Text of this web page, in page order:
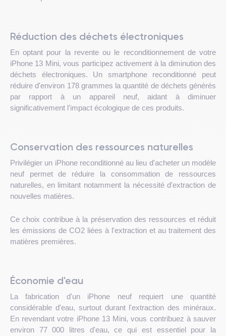
Réduction des déchets électroniques
En optant pour la revente ou le reconditionnement de votre
iPhone 13 Mini, vous participez activement à la diminution des
déchets électroniques. Un smartphone reconditionné peut
réduire d'environ 178 grammes la quantité de déchets générés
par rapport à un appareil neuf, aidant à diminuer
significativement l'impact écologique de ces produits.
Conservation des ressources naturelles
Privilégier un iPhone reconditionné au lieu d'acheter un modèle
neuf permet de réduire la consommation de ressources
naturelles, en limitant notamment la nécessité d'extraction de
nouvelles matières.
Ce choix contribue à la préservation des ressources et réduit
les émissions de CO2 liées à l'extraction et au traitement des
matières premières.
Économie d'eau
La fabrication d'un iPhone neuf requiert une quantité
considérable d'eau, surtout durant l'extraction des minéraux.
En revendant votre iPhone 13 Mini, vous contribuez à sauver
environ 77 000 litres d'eau, ce qui est essentiel pour la